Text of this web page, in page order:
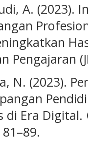
A. (2023).
Pengajaran
N. (2023).
di Era Digital.